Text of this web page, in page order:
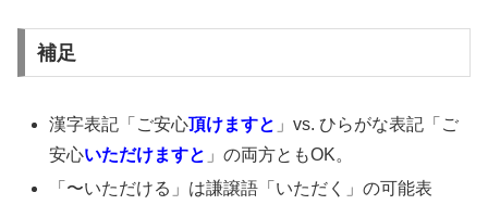
補足
漢字表記「ご安心頂けますと 」vs. ひらがな表記「ご
安心いただけますと 」の両方ともOK。
「〜いただける」は謙譲語「いただく」の可能表